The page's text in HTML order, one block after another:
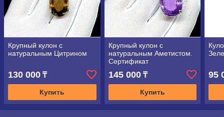
Крупный кулон с
натуральным Цитрином
130 000 ₸
Купить
Крупный кулон с
натуральным Аметистом.
Сертификат
145 000₸
Купить
95